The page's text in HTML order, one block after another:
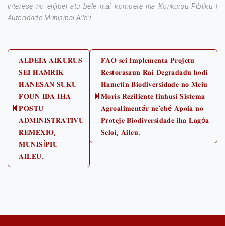
interese no elijibel atu bele mai kompete iha Konkursu Pibliku |
Autoridade Munisipal Aileu
Post
navigation
post:
𝐀𝐋𝐃𝐄𝐈𝐀 𝐀𝐈𝐊𝐔𝐑𝐔𝐒
𝐒𝐄𝐈 𝐇𝐀𝐌𝐑𝐈𝐊
𝐇𝐀𝐍𝐄𝐒𝐀𝐍 𝐒𝐔𝐊𝐔
𝐅𝐎𝐔𝐍 𝐈𝐃𝐀 𝐈𝐇𝐀
𝐏𝐎𝐒𝐓𝐔
𝐀𝐃𝐌𝐈𝐍𝐈𝐒𝐓𝐑𝐀𝐓𝐈𝐕𝐔
𝐑𝐄𝐌𝐄𝐗𝐈𝐎,
𝐌𝐔𝐍𝐈𝐒Í𝐏𝐈𝐔
𝐀𝐈𝐋𝐄𝐔.
Next
post:
𝐅𝐀𝐎 𝐬𝐞𝐢 𝐈𝐦𝐩𝐥𝐞𝐦𝐞𝐧𝐭𝐚 𝐏𝐫𝐨𝐣𝐞𝐭𝐮
𝐑𝐞𝐬𝐭𝐨𝐫𝐚𝐬𝐚𝐮𝐧 𝐑𝐚𝐢 𝐃𝐞𝐠𝐫𝐚𝐝𝐚𝐝𝐮 𝐡𝐨𝐝𝐢
𝐇𝐚𝐦𝐞𝐭𝐢𝐧 𝐁𝐢𝐨𝐝𝐢𝐯𝐞𝐫𝐬𝐢𝐝𝐚𝐝𝐞 𝐧𝐨 𝐌𝐞𝐢𝐮
𝐌𝐨𝐫𝐢𝐬 𝐑𝐞𝐳𝐢𝐥𝐢𝐞𝐧𝐭𝐞 𝐥𝐢𝐮𝐡𝐮𝐬𝐢 𝐒𝐢𝐬𝐭𝐞𝐦𝐚
𝐀𝐠𝐫𝐨𝐚𝐥𝐢𝐦𝐞𝐧𝐭á𝐫 𝐧𝐞’𝐞𝐛é 𝐀𝐩𝐨𝐢𝐚 𝐧𝐨
𝐏𝐫𝐨𝐭𝐞𝐣𝐞 𝐁𝐢𝐨𝐝𝐢𝐯𝐞𝐫𝐬𝐢𝐝𝐚𝐝𝐞 𝐢𝐡𝐚 𝐋𝐚𝐠ó𝐚
𝐒𝐞𝐥𝐨𝐢, 𝐀𝐢𝐥𝐞𝐮.